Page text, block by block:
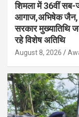
शिमला में 36वीं सब-
आगाज,अभिषेक जैन,
सरकार मुख्यातिथि
रहे विशेष अतिथि
August 8, 2026